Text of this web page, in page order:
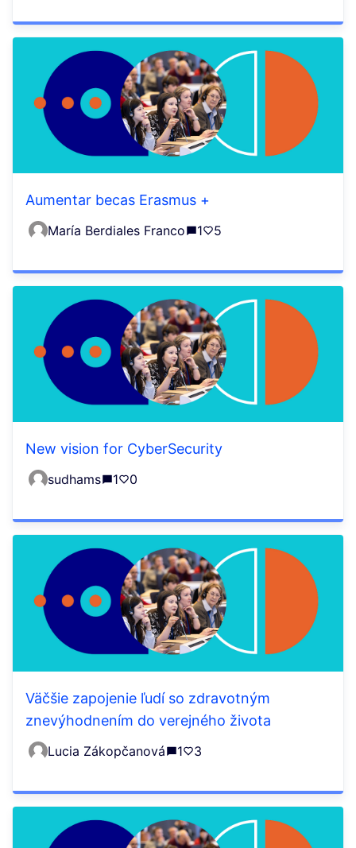
Aumentar becas Erasmus +
María Berdiales Franco 1 5
New vision for CyberSecurity
sudhams 1 0
Väčšie zapojenie ľudí so zdravotným
znevýhodnením do verejného života
Lucia Zákopčanová 1 3